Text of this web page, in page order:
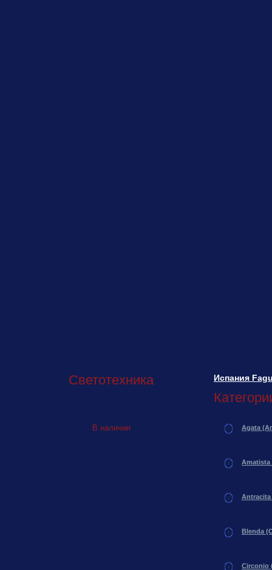
Светотехника
В наличии
Испания
Agata
Amatista
Antracita
Blenda
Circonio